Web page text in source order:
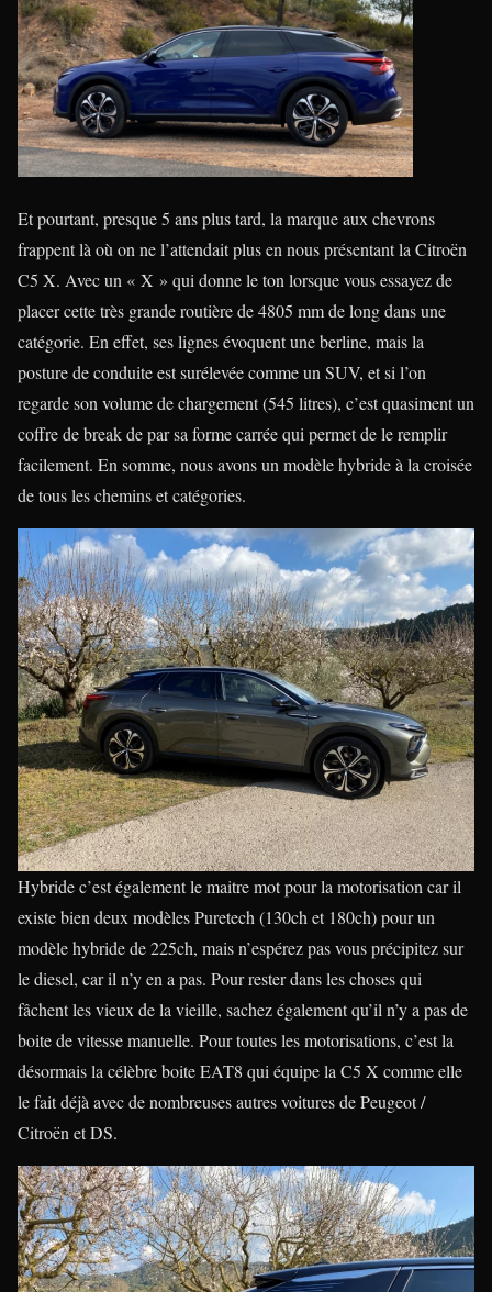
Et pourtant, presque 5 ans plus tard, la marque aux chevrons
frappent là où on ne l’attendait plus en nous présentant la Citroën
C5 X. Avec un « X » qui donne le ton lorsque vous essayez de
placer cette très grande routière de 4805 mm de long dans une
catégorie. En effet, ses lignes évoquent une berline, mais la
posture de conduite est surélevée comme un SUV, et si l’on
regarde son volume de chargement (545 litres), c’est quasiment un
coffre de break de par sa forme carrée qui permet de le remplir
facilement. En somme, nous avons un modèle hybride à la croisée
de tous les chemins et catégories.
Hybride c’est également le maitre mot pour la motorisation car il
existe bien deux modèles Puretech (130ch et 180ch) pour un
modèle hybride de 225ch, mais n’espérez pas vous précipitez sur
le diesel, car il n’y en a pas. Pour rester dans les choses qui
fâchent les vieux de la vieille, sachez également qu’il n’y a pas de
boite de vitesse manuelle. Pour toutes les motorisations, c’est la
désormais la célèbre boite EAT8 qui équipe la C5 X comme elle
le fait déjà avec de nombreuses autres voitures de Peugeot /
Citroën et DS.